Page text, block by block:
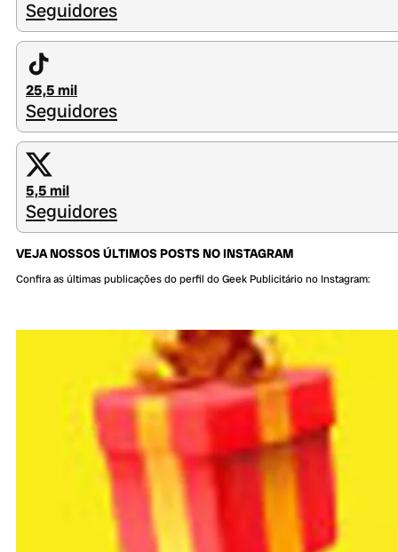
Seguidores
25,5 mil
Seguidores
5,5 mil
Seguidores
VEJA NOSSOS ÚLTIMOS POSTS NO INSTAGRAM
Confira as últimas publicações do perfil do Geek Publicitário no Instagram: